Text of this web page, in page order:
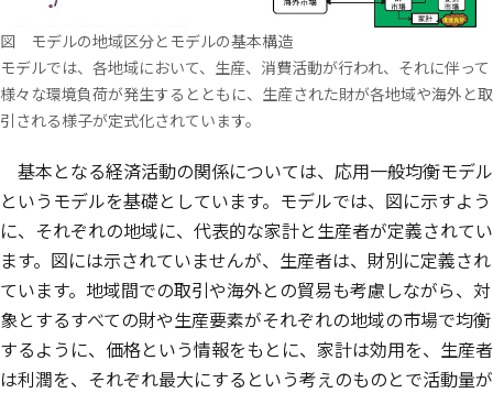
図 モデルの地域区分とモデルの基本構造
モデルでは、各地域において、生産、消費活動が行われ、それに伴って
様々な環境負荷が発生するとともに、生産された財が各地域や海外と取
引される様子が定式化されています。
基本となる経済活動の関係については、応用一般均衡モデル
というモデルを基礎としています。モデルでは、図に示すよう
に、それぞれの地域に、代表的な家計と生産者が定義されてい
ます。図には示されていませんが、生産者は、財別に定義され
ています。地域間での取引や海外との貿易も考慮しながら、対
象とするすべての財や生産要素がそれぞれの地域の市場で均衡
するように、価格という情報をもとに、家計は効用を、生産者
は利潤を、それぞれ最大にするという考えのものとで活動量が